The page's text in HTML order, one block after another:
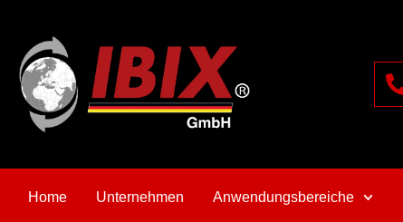
Home Unternehmen Anwendungsbereiche